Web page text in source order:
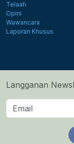
Telaah
Opini
Wawancara
Laporan Khusus
Langganan